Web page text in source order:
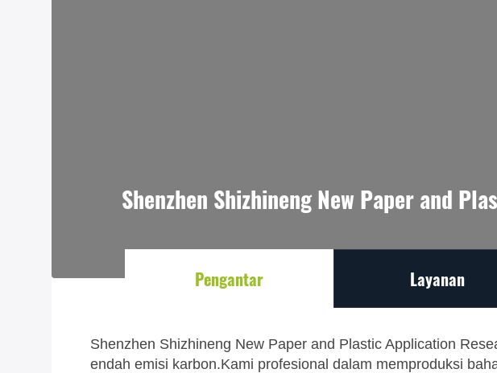
Shenzhen Shizhineng New Paper and
Pengantar Layanan
Shenzhen Shizhineng New Paper and Plastic Application
endah emisi karbon.Kami profesional dalam memproduksi